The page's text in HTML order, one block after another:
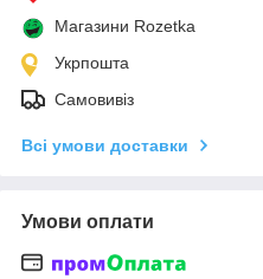
Магазини Rozetka
Укрпошта
Самовивіз
Всі умови доставки
Умови оплати